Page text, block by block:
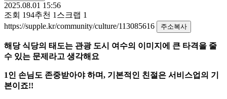
2025.08.01 15:56
조회 194추천 1 스크랩 1
https://supple.kr/community/culture/113085616
주소복사
해당 식당의 태도는 관광 도시 여수의 이미지에 큰 타격을 줄
수 있는 문제라고 생각해요
1인 손님도 존중받아야 하며, 기본적인 친절은 서비스업의 기
본이죠!!